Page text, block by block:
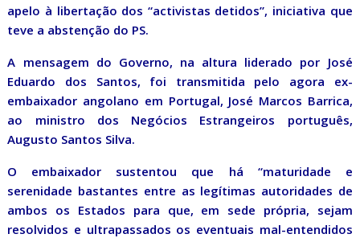
apelo à libertação dos “activistas detidos”, iniciativa que
teve a abstenção do PS.
A mensagem do Governo, na altura liderado por José
Eduardo dos Santos, foi transmitida pelo agora ex-
embaixador angolano em Portugal, José Marcos Barrica,
ao ministro dos Negócios Estrangeiros português,
Augusto Santos Silva.
O embaixador sustentou que há “maturidade e
serenidade bastantes entre as legítimas autoridades de
ambos os Estados para que, em sede própria, sejam
resolvidos e ultrapassados os eventuais mal-entendidos